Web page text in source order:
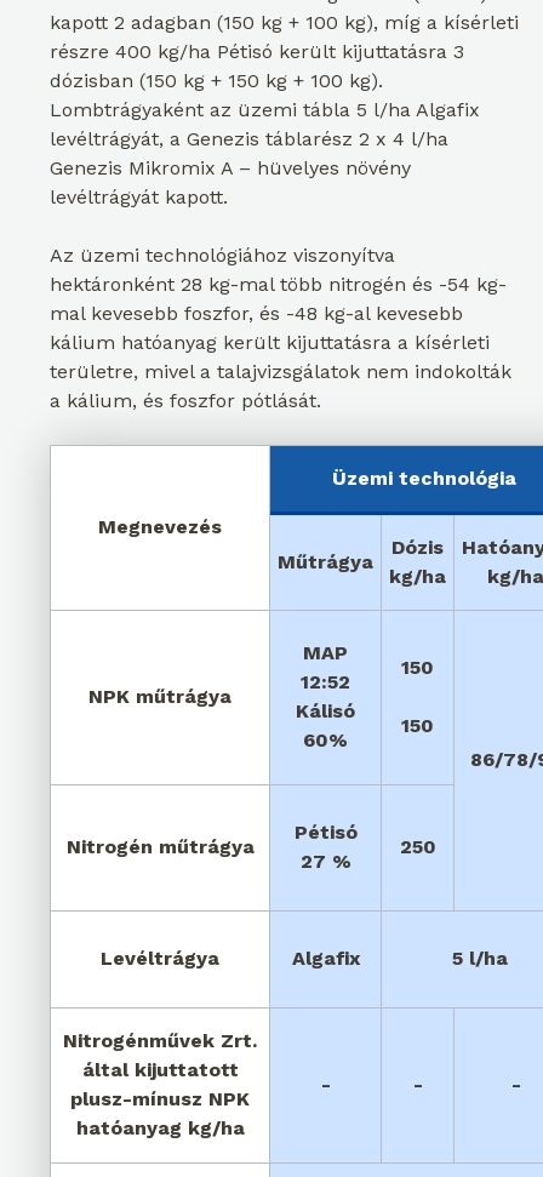
kapott 2 adagban (150 kg + 100 kg), míg a kísérleti
részre 400 kg/ha Pétisó került kijuttatásra 3
dózisban (150 kg + 150 kg + 100 kg).
Lombtrágyaként az üzemi tábla 5 l/ha Algafix
levéltrágyát, a Genezis táblarész 2 x 4 l/ha
Genezis Mikromix A – hüvelyes növény
levéltrágyát kapott.
Az üzemi technológiához viszonyítva
hektáronként 28 kg-mal több nitrogén és -54 kg-
mal kevesebb foszfor, és -48 kg-al kevesebb
kálium hatóanyag került kijuttatásra a kísérleti
területre, mivel a talajvizsgálatok nem indokolták
a kálium, és foszfor pótlását.
Megnevezés
Üzemi technológia
Műtrágya
Dózis
kg/ha
kg/ha
NPK műtrágya
MAP
12:52
Kálisó
60%
150
150
86/78/
Nitrogén műtrágya
Pétisó
27 %
250
Levéltrágya Algafix 5 l/ha
Nitrogénművek Zrt.
által kijuttatott
plusz-mínusz NPK
hatóanyag kg/ha
- - -